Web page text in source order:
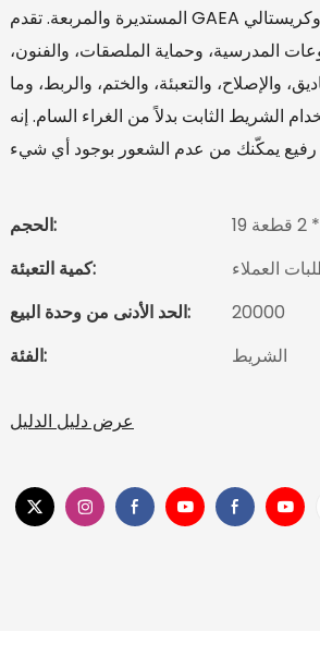
المدرسية، وحماية الملصقات، والفنون،
والإصلاح، والتعبئة، والختم، والربط، وما
الشريط الثابت بدلاً من الغراء السام. إنه
الحجم:
كمية التعبئة:
العملاء
الحد الأدنى من وحدة البيع:
20000
الفئة:
الشريط
عرض دليل الدليل